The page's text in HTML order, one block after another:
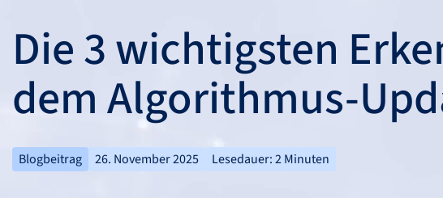
Die 3 wichtigsten
dem Algorithmus-
Blogbeitrag 26. November 2025 Lesedauer: 2 Minuten